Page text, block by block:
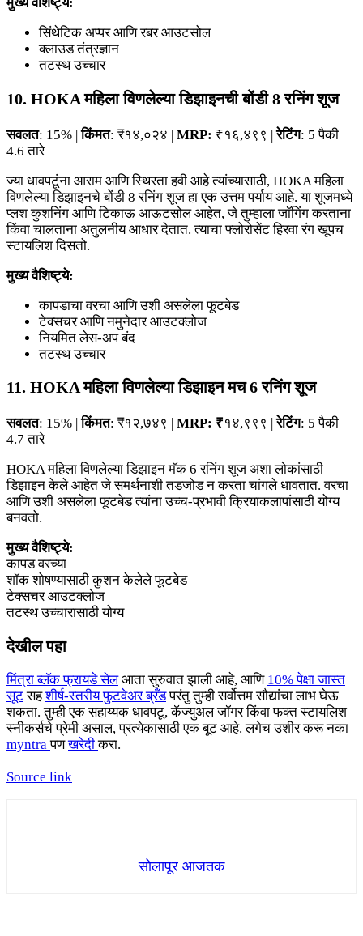
सिंथेटिक अप्पर आणि रबर आउटसोल
क्लाउड तंत्रज्ञान
तटस्थ उच्चार
10. HOKA महिला विणलेल्या डिझाइनची बोंडी 8 रनिंग शूज
सवलत: 15% |किंमत: ₹१४,०२४ | MRP: ₹१६,४९९ |रेटिंग: 5 पैकी
4.6 तारे
ज्या धावपटूंना आराम आणि स्थिरता हवी आहे त्यांच्यासाठी, HOKA महिला
विणलेल्या डिझाइनचे बोंडी 8 रनिंग शूज हा एक उत्तम पर्याय आहे. या शूजमध्ये
प्लश कुशनिंग आणि टिकाऊ आऊटसोल आहेत, जे तुम्हाला जॉगिंग करताना
किंवा चालताना अतुलनीय आधार देतात. त्याचा फ्लोरोसेंट हिरवा रंग खूपच
स्टायलिश दिसतो.
मुख्य वैशिष्ट्ये:
कापडाचा वरचा आणि उशी असलेला फूटबेड
टेक्सचर आणि नमुनेदार आउटक्लोज
नियमित लेस-अप बंद
तटस्थ उच्चार
11. HOKA महिला विणलेल्या डिझाइन मच 6 रनिंग शूज
सवलत: 15% |किंमत: ₹१२,७४९ | MRP: ₹१४,९९९ |रेटिंग: 5 पैकी
4.7 तारे
HOKA महिला विणलेल्या डिझाइन मॅक 6 रनिंग शूज अशा लोकांसाठी
डिझाइन केले आहेत जे समर्थनाशी तडजोड न करता चांगले धावतात. वरचा
आणि उशी असलेला फूटबेड त्यांना उच्च-प्रभावी क्रियाकलापांसाठी योग्य
बनवतो.
मुख्य वैशिष्ट्ये:
कापड वरच्या
शॉक शोषण्यासाठी कुशन केलेले फूटबेड
टेक्सचर आउटक्लोज
तटस्थ उच्चारासाठी योग्य
देखील पहा
मिंत्रा ब्लॅक फ्रायडे सेलआता सुरुवात झाली आहे, आणि 10% पेक्षा जास्त
सूटसहशीर्ष-स्तरीय फुटवेअर ब्रँडपरंतु तुम्ही सर्वोत्तम सौद्यांचा लाभ घेऊ
शकता. तुम्ही एक सहाय्यक धावपटू, कॅज्युअल जॉगर किंवा फक्त स्टायलिश
स्नीकर्सचे प्रेमी असाल, प्रत्येकासाठी एक बूट आहे. लगेच उशीर करू नका
myntraपणखरेदीकरा.
Source link
सोलापूर आजतक